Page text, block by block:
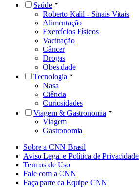
Saúde
Roberto Kalil - Sinais Vitais
Alimentação
Exercícios Físicos
Vacinação
Câncer
Drogas
Obesidade
Tecnologia
Nasa
Ciência
Curiosidades
Viagem & Gastronomia
Viagem
Gastronomia
Sobre a CNN Brasil
Aviso Legal e Política de Privacidade
Termos de Uso
Fale com a CNN
Faça parte da Equipe CNN